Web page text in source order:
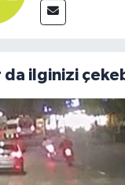
da ilginizi